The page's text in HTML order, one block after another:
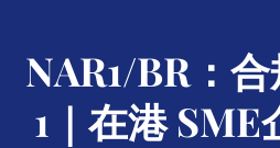
NAR1/BR：
1｜在港